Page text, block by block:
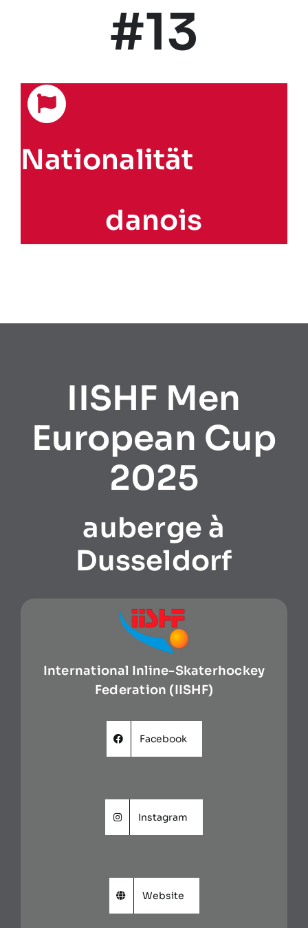
#13
Nationalität
danois
IISHF Men
European Cup
2025
auberge à
Dusseldorf
International Inline-Skaterhockey
Federation (IISHF)
Facebook
Instagram
Website